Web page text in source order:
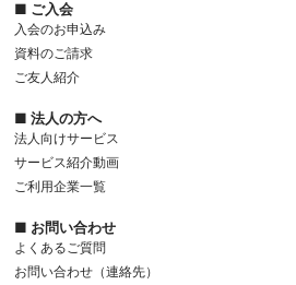
■ ご入会
入会のお申込み
資料のご請求
ご友人紹介
■ 法人の方へ
法人向けサービス
サービス紹介動画
ご利用企業一覧
■ お問い合わせ
よくあるご質問
お問い合わせ（連絡先）